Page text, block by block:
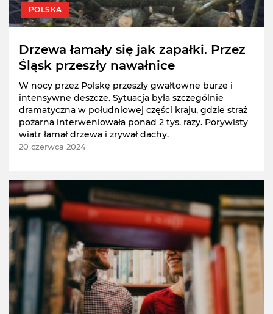
POLSKA
Drzewa łamały się jak zapałki. Przez
Śląsk przeszły nawałnice
W nocy przez Polskę przeszły gwałtowne burze i
intensywne deszcze. Sytuacja była szczególnie
dramatyczna w południowej części kraju, gdzie straż
pożarna interweniowała ponad 2 tys. razy. Porywisty
wiatr łamał drzewa i zrywał dachy.
20 czerwca 2024